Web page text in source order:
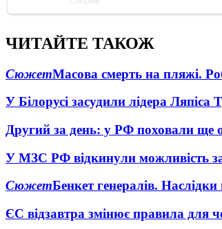
ЧИТАЙТЕ ТАКОЖ
СюжетМасова смерть на пляжі.
У Білорусі засудили лідера
Другий за день: у РФ поховали ще
У МЗС РФ відкинули можливість
СюжетБенкет генералів.
ЄС відзавтра змінює правила для